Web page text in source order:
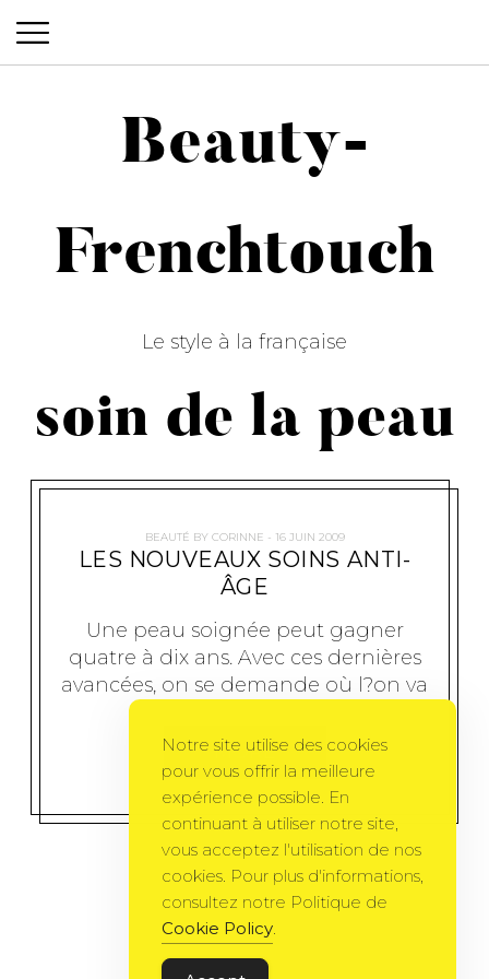
Beauty-Frenchtouch
Beauty-
Frenchtouch
Le style à la française
soin de la peau
BEAUTÉ BY CORINNE 16 JUIN 2009
LES NOUVEAUX SOINS ANTI-
ÂGE
Une peau soignée peut gagner
quatre à dix ans. Avec ces dernières
avancées, on se demande où l?on va
MORE
Notre site utilise des cookies
pour vous offrir la meilleure
expérience possible. En
continuant à utiliser notre site,
vous acceptez l'utilisation de nos
cookies. Pour plus d'informations,
consultez notre Politique de
Cookie Policy.